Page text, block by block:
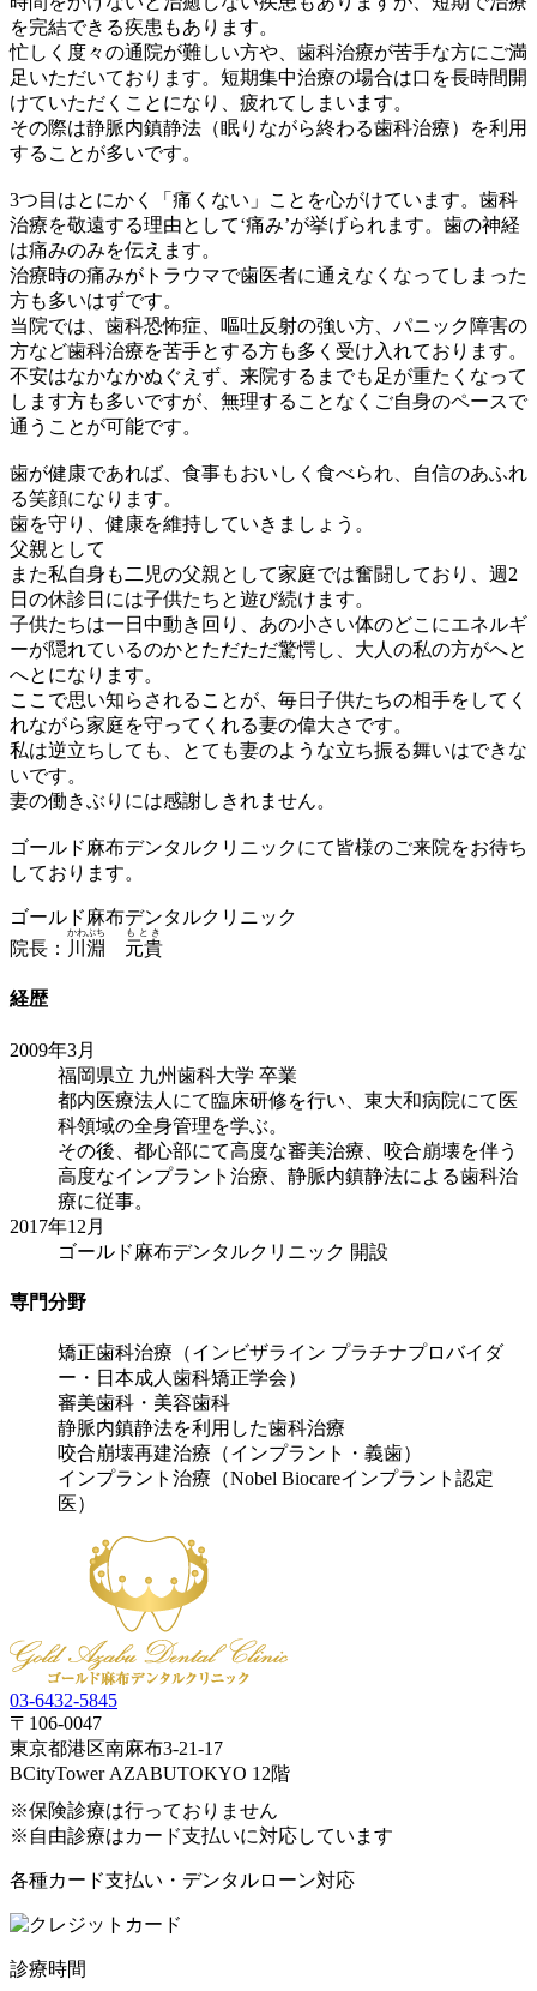
を完結できる疾患もあります。
忙しく度々の通院が難しい方や、歯科治療が苦手な方にご満
足いただいております。短期集中治療の場合は口を長時間開
けていただくことになり、疲れてしまいます。
その際は静脈内鎮静法（眠りながら終わる歯科治療）を利用
することが多いです。
3つ目はとにかく「 痛くない 」ことを心がけています。歯科
治療を敬遠する理由として‘痛み’が挙げられます。歯の神経
は痛みのみを伝えます。
治療時の痛みがトラウマで歯医者に通えなくなってしまった
方も多いはずです。
当院では、歯科恐怖症、嘔吐反射の強い方、パニック障害の
方など歯科治療を苦手とする方も多く受け入れております。
不安はなかなかぬぐえず、来院するまでも足が重たくなって
します方も多いですが、無理することなくご自身のペースで
通うことが可能です。
歯が健康であれば、食事もおいしく食べられ、自信のあふれ
る笑顔になります。
歯を守り、健康を維持していきましょう。
父親として
また私自身も二児の父親として家庭では奮闘しており、週2
日の休診日には子供たちと遊び続けます。
子供たちは一日中動き回り、あの小さい体のどこにエネルギ
ーが隠れているのかとただただ驚愕し、大人の私の方がへと
へとになります。
ここで思い知らされることが、毎日子供たちの相手をしてく
れながら家庭を守ってくれる妻の偉大さです。
私は逆立ちしても、とても妻のような立ち振る舞いはできな
いです。
妻の働きぶりには感謝しきれません。
ゴールド麻布デンタルクリニックにて皆様のご来院をお待ち
しております。
ゴールド麻布デンタルクリニック
院長： 川淵
かわぶち
元貴
もとき
経歴
2009年3月
福岡県立 九州歯科大学 卒業
都内医療法人にて臨床研修を行い、東大和病院にて医
科領域の全身管理を学ぶ。
その後、都心部にて高度な審美治療、咬合崩壊を伴う
高度なインプラント治療、静脈内鎮静法による歯科治
療に従事。
2017年12月
ゴールド麻布デンタルクリニック 開設
専門分野
矯正歯科治療（インビザライン プラチナプロバイダ
ー・日本成人歯科矯正学会）
審美歯科・美容歯科
静脈内鎮静法を利用した歯科治療
咬合崩壊再建治療（インプラント・義歯）
インプラント治療（Nobel Biocareインプラント認定
医）
03-6432-5845
〒106-0047
東京都港区南麻布3-21-17
BCityTower AZABUTOKYO 12階
※保険診療は行っておりません
※自由診療はカード支払いに対応しています
各種カード支払い・デンタルローン対応
診療時間